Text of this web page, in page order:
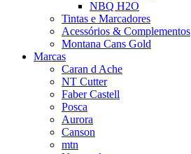
NBQ H2O
Tintas e Marcadores
Acessórios & Complementos
Montana Cans Gold
Marcas
Caran d Ache
NT Cutter
Faber Castell
Posca
Aurora
Canson
mtn